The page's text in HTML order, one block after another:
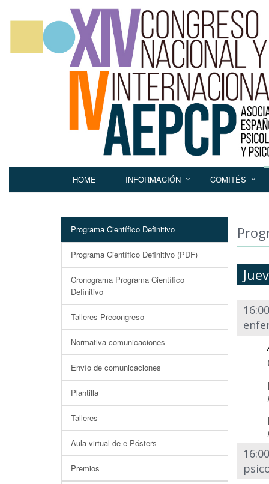
HOME INFORMACIÓN COMITÉS
Programa Científico Definitivo
Programa Científico Definitivo (PDF)
Cronograma Programa Científico
Definitivo
Talleres Precongreso
Normativa comunicaciones
Envío de comunicaciones
Plantilla
Talleres
Aula virtual de e-Pósters
Premios